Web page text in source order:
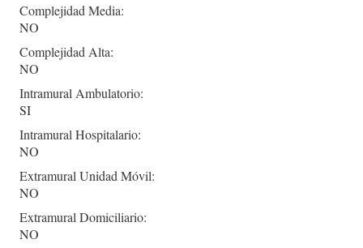
Complejidad Media:
NO
Complejidad Alta:
NO
Intramural Ambulatorio:
SI
Intramural Hospitalario:
NO
Extramural Unidad Móvil:
NO
Extramural Domiciliario:
NO